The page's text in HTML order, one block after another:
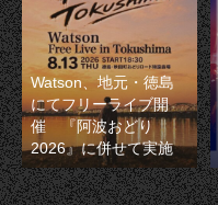
Watson、地元・徳島
にてフリーライブ開
催 『阿波おどり
2026』に併せて実施